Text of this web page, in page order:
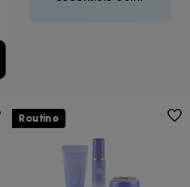
Routine